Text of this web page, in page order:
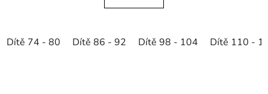
Dítě 74 - 80 Dítě 86 - 92 Dítě 98 - 104 Dítě 110 -